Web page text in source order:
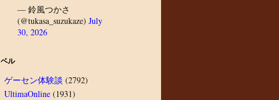
— 鈴風つかさ
(@tukasa_suzukaze) July
30, 2026
ル
ゲーセン体験談 (2792)
UltimaOnline (1931)